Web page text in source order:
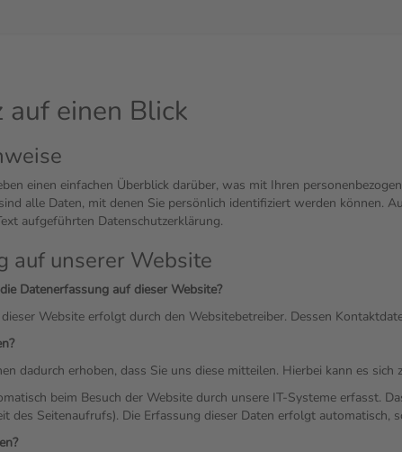
auf einen Blick
einen einfachen Überblick darüber, was mit Ihren
alle Daten, mit denen Sie persönlich identifiziert werden können.
aufgeführten Datenschutzerklärung.
auf unserer Website
Datenerfassung auf dieser Website?
Website erfolgt durch den Websitebetreiber. Dessen
dadurch erhoben, dass Sie uns diese mitteilen. Hierbei kann es
beim Besuch der Website durch unsere IT-Systeme erfasst.
des Seitenaufrufs). Die Erfassung dieser Daten erfolgt automatisch,